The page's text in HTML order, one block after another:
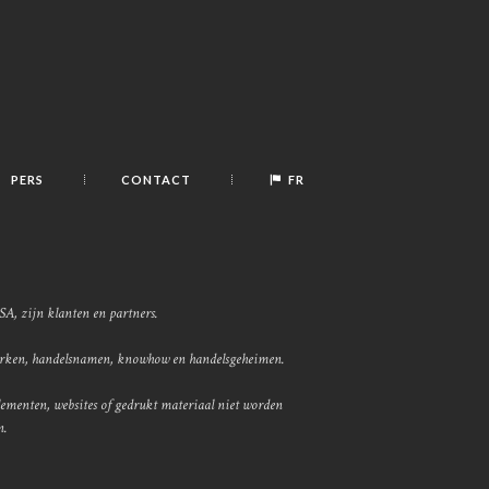
PERS CONTACT FR
zijn klanten en partners.
handelsnamen, knowhow en handelsgeheimen.
websites of gedrukt materiaal niet worden